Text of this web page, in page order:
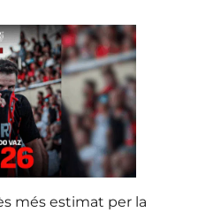
més estimat per la